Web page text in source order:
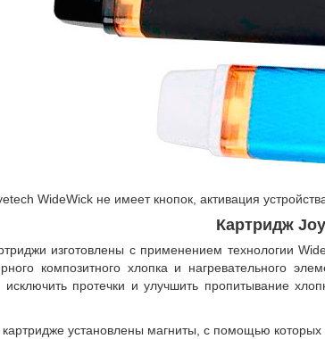
WideWick не имеет кнопок, активация
Картридж
изготовлены с применением технологии
композитного хлопка и нагревательного
протечки и улучшить пропитывание
установлены магниты, с помощью которых